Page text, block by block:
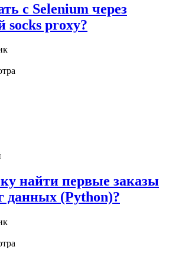
с Selenium через
socks proxy?
найти первые заказы
данных (Python)?